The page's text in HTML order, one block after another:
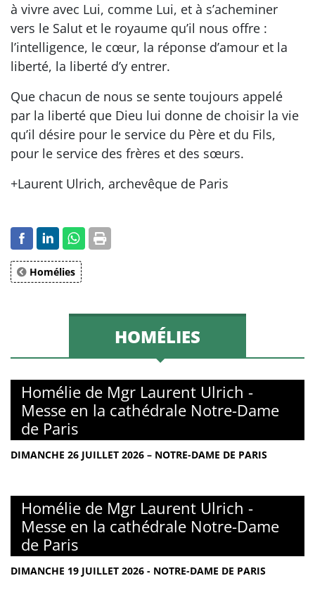
à vivre avec Lui, comme Lui, et à s’acheminer
vers le Salut et le royaume qu’il nous offre :
l’intelligence, le cœur, la réponse d’amour et la
liberté, la liberté d’y entrer.
Que chacun de nous se sente toujours appelé
par la liberté que Dieu lui donne de choisir la vie
qu’il désire pour le service du Père et du Fils,
pour le service des frères et des sœurs.
+Laurent Ulrich, archevêque de Paris
Homélies
HOMÉLIES
Homélie de Mgr Laurent Ulrich -
Messe en la cathédrale Notre-Dame
de Paris
DIMANCHE 26 JUILLET 2026 – NOTRE-DAME DE PARIS
Homélie de Mgr Laurent Ulrich -
Messe en la cathédrale Notre-Dame
de Paris
DIMANCHE 19 JUILLET 2026 - NOTRE-DAME DE PARIS